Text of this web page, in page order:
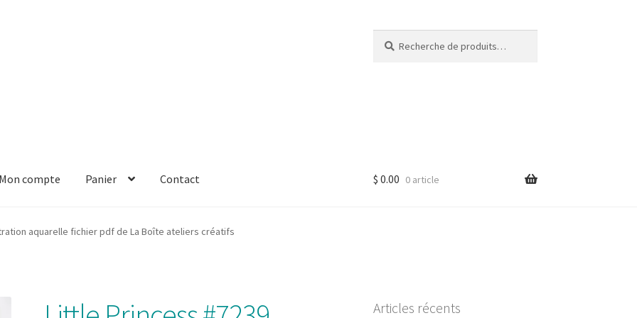
pour :
Mon compte Panier Contact
Solde de la carte-cadeau Boutique en ligne Blog
$ 0.00 0 article
aquarelle fichier pdf de La Boîte ateliers créatifs
Articles récents